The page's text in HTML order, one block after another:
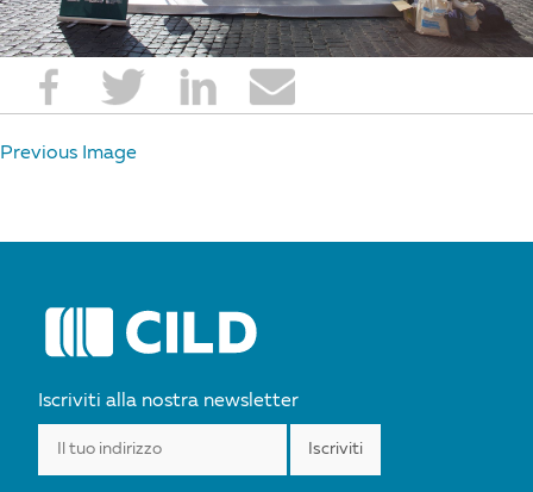
Previous Image
Iscriviti alla nostra newsletter